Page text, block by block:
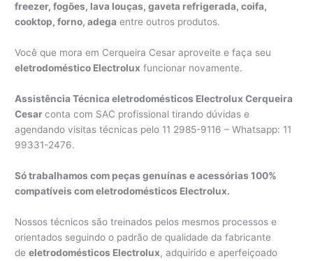
freezer, fogões, lava louças, gaveta refrigerada, coifa,
cooktop, forno, adega entre outros produtos.
Você que mora em Cerqueira Cesar aproveite e faça seu
eletrodoméstico Electrolux funcionar novamente.
Assistência Técnica eletrodomésticos Electrolux Cerqueira
Cesarconta com SAC profissional tirando dúvidas e
agendando visitas técnicas pelo 11 2985-9116 – Whatsapp: 11
99331-2476.
Só trabalhamos com peças genuínas e acessórias 100%
compatíveis com eletrodomésticos Electrolux.
Nossos técnicos são treinados pelos mesmos processos e
orientados seguindo o padrão de qualidade da fabricante
deeletrodomésticos Electrolux, adquirido e aperfeiçoado